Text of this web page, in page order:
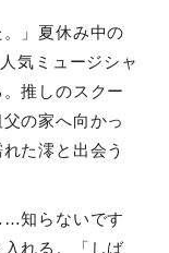
」夏休み中の
気ミュージシャ
推しのスクー
の家へ向かっ
た澪と出会う
知らないです
れる。「しば